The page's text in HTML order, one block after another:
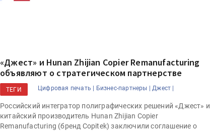
«Джест» и Hunan Zhijian Copier Remanufacturing
объявляют о стратегическом партнерстве
ТЕГИ Цифровая печать | Бизнес-партнеры | Джест |
Российский интегратор полиграфических решений «Джест» и
китайский производитель Hunan Zhijian Copier
Remanufacturing (бренд Copitek) заключили соглашение о